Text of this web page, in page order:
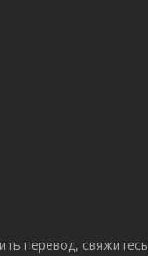
перевод, свяжитесь